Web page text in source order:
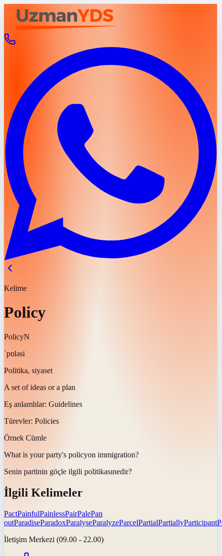
Kelime
Policy
PolicyN
ˈpɒləsi
Politika, siyaset
A set of ideas or a plan
Eş anlamlılar: Guidelines
Türevler: Policies
Örnek Cümle
What is your party's policyon immigration?
Senin partinin göçle ilgili politikasınedir?
İlgili Kelimeler
PactPainfulPainlessPairPalePan
outParadiseParadoxParalyseParalyzeParcelPartialPartiallyParticipant
İletişim Merkezi (09.00 - 22.00)